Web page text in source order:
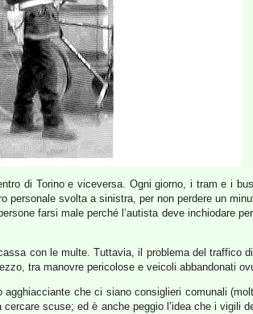
di Torino e viceversa. Ogni giorno, i tram e i
personale svolta a sinistra, per non perdere un
farsi male perché l’autista deve inchiodare
con le multe. Tuttavia, il problema del traffico
tra manovre pericolose e veicoli abbandonati
che ci siano consiglieri comunali
scuse; ed è anche peggio l’idea che i vigili